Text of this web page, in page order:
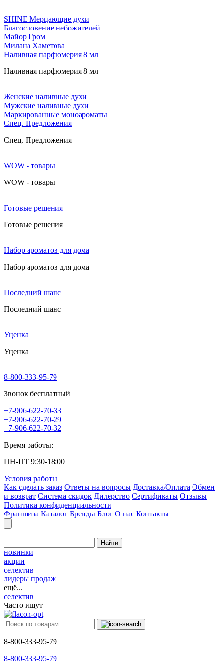
SHINE Мерцающие духи
Благословение небожителей
Майор Гром
Милана Хаметова
Наливная парфюмерия 8 мл
Наливная парфюмерия 8 мл
Женские наливные духи
Мужские наливные духи
Маркированные моноароматы
Cпец. Предложения
Cпец. Предложения
WOW - товары
WOW - товары
Готовые решения
Готовые решения
Набор ароматов для дома
Набор ароматов для дома
Последний шанс
Последний шанс
Уценка
Уценка
8-800-333-95-79
Звонок бесплатный
+7-906-622-70-33
+7-906-622-70-29
+7-906-622-70-32
Время работы:
ПН-ПТ 9:30-18:00
Условия работы
Как сделать заказ Ответы на вопросы Доставка/Оплата Обмен
и возврат Система скидок Дилерство Сертификаты Отзывы
Политика конфиденциальности
Франшиза Каталог Бренды Блог О нас Контакты
Найти
новинки
акции
селектив
лидеры продаж
ещё...
селектив
Часто ищут
8-800-333-95-79
8-800-333-95-79